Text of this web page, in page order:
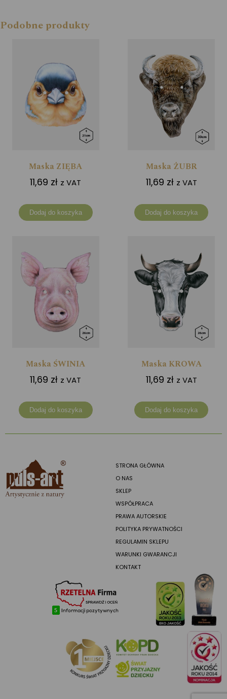
Podobne produkty
Maska ZIĘBA
11,69 zł z VAT
Dodaj do koszyka
Maska ŻUBR
11,69 zł z VAT
Dodaj do koszyka
Maska ŚWINIA
11,69 zł z VAT
Dodaj do koszyka
Maska KROWA
11,69 zł z VAT
Dodaj do koszyka
STRONA GŁÓWNA
O NAS
SKLEP
WSPÓŁPRACA
PRAWA AUTORSKIE
POLITYKA PRYWATNOŚCI
REGULAMIN SKLEPU
WARUNKI GWARANCJI
KONTAKT